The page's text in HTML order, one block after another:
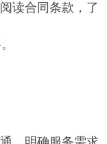
读合同条款，了